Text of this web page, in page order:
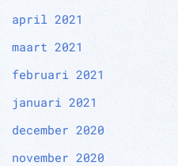
april 2021
maart 2021
februari 2021
januari 2021
december 2020
november 2020